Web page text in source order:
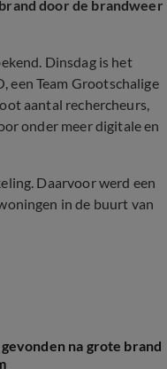
door de brandweer
Dinsdag is het
een Team Grootschalige
aantal rechercheurs,
onder meer digitale en
Daarvoor werd een
in de buurt van
na grote brand